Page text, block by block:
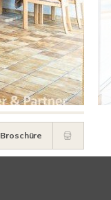
Broschüre